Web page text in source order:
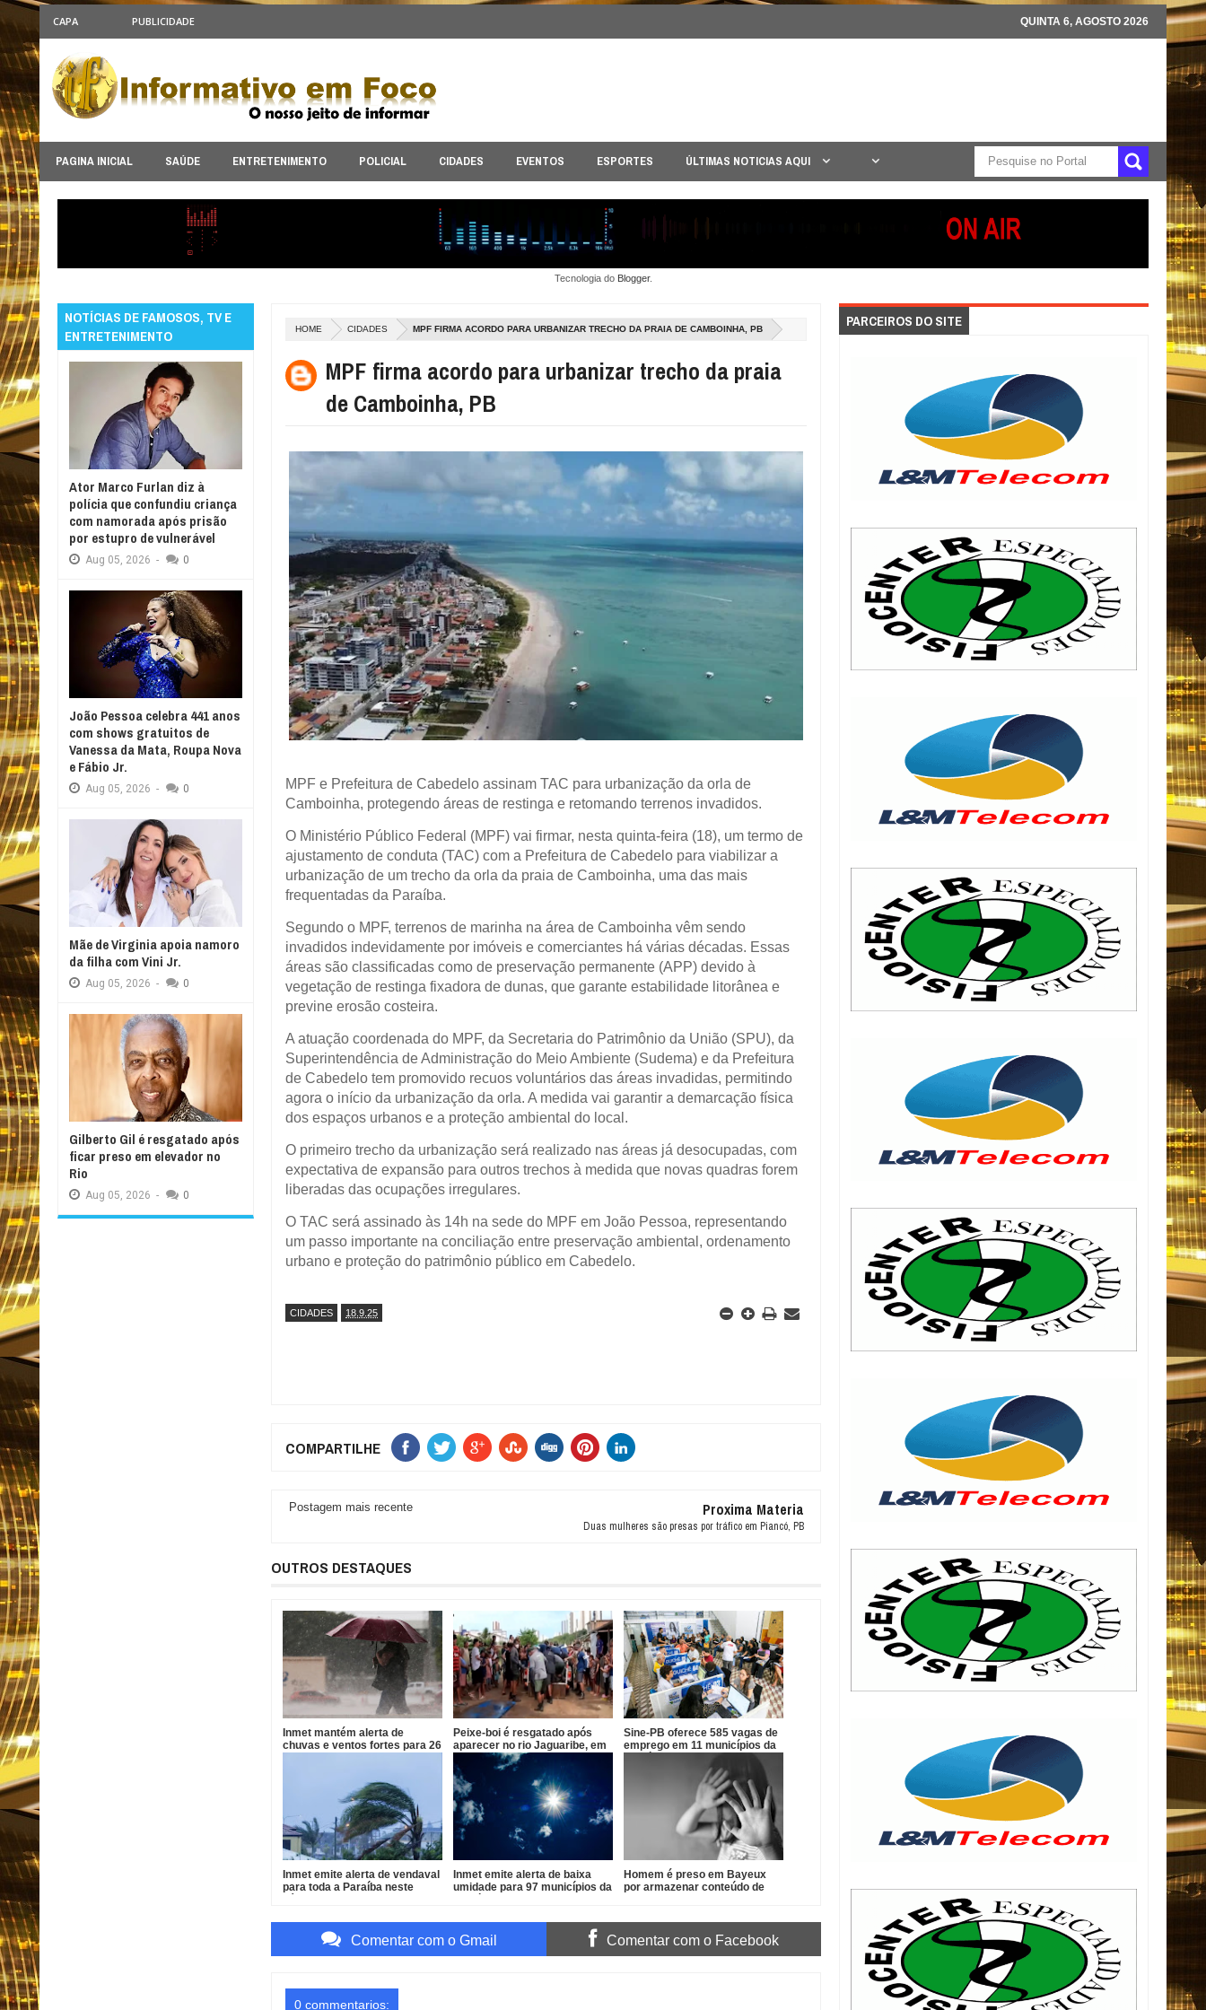
CAPA PUBLICIDADE QUINTA 6, AGOSTO 2026
PAGINA INICIAL SAÚDE ENTRETENIMENTO POLICIAL CIDADES EVENTOS ESPORTES ÚLTIMAS NOTICIAS AQUI
Tecnologia do Blogger.
HOME CIDADES MPF FIRMA ACORDO PARA URBANIZAR TRECHO DA PRAIA DE CAMBOINHA, PB
MPF firma acordo para urbanizar trecho da praia
de Camboinha, PB
MPF e Prefeitura de Cabedelo assinam TAC para urbanização da orla de
Camboinha, protegendo áreas de restinga e retomando terrenos invadidos.
O Ministério Público Federal (MPF) vai firmar, nesta quinta-feira (18), um termo de
ajustamento de conduta (TAC) com a Prefeitura de Cabedelo para viabilizar a
urbanização de um trecho da orla da praia de Camboinha, uma das mais
frequentadas da Paraíba.
Segundo o MPF, terrenos de marinha na área de Camboinha vêm sendo
invadidos indevidamente por imóveis e comerciantes há várias décadas. Essas
áreas são classificadas como de preservação permanente (APP) devido à
vegetação de restinga fixadora de dunas, que garante estabilidade litorânea e
previne erosão costeira.
A atuação coordenada do MPF, da Secretaria do Patrimônio da União (SPU), da
Superintendência de Administração do Meio Ambiente (Sudema) e da Prefeitura
de Cabedelo tem promovido recuos voluntários das áreas invadidas, permitindo
agora o início da urbanização da orla. A medida vai garantir a demarcação física
dos espaços urbanos e a proteção ambiental do local.
O primeiro trecho da urbanização será realizado nas áreas já desocupadas, com
expectativa de expansão para outros trechos à medida que novas quadras forem
liberadas das ocupações irregulares.
O TAC será assinado às 14h na sede do MPF em João Pessoa, representando
um passo importante na conciliação entre preservação ambiental, ordenamento
urbano e proteção do patrimônio público em Cabedelo.
CIDADES 18.9.25
COMPARTILHE
Postagem mais recente Proxima Materia
Duas mulheres são presas por tráfico em Piancó, PB
OUTROS DESTAQUES
Inmet mantém alerta de
chuvas e ventos fortes para 26
Peixe-boi é resgatado após
aparecer no rio Jaguaribe, em
João Pessoa
Sine-PB oferece 585 vagas de
emprego em 11 municípios da
Inmet emite alerta de vendaval
para toda a Paraíba neste
Inmet emite alerta de baixa
umidade para 97 municípios da
Homem é preso em Bayeux
por armazenar conteúdo de
Comentar com o Gmail Comentar com o Facebook
0 commentarios:
NOTÍCIAS DE FAMOSOS, TV E
ENTRETENIMENTO
Ator Marco Furlan diz à
polícia que confundiu criança
com namorada após prisão
por estupro de vulnerável
Aug 05, 2026 - 0
João Pessoa celebra 441 anos
com shows gratuitos de
Vanessa da Mata, Roupa Nova
e Fábio Jr.
Aug 05, 2026 - 0
Mãe de Virginia apoia namoro
da filha com Vini Jr.
Aug 05, 2026 - 0
Gilberto Gil é resgatado após
ficar preso em elevador no
Rio
Aug 05, 2026 - 0
PARCEIROS DO SITE